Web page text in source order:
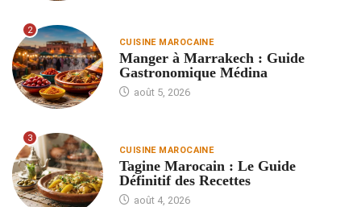
2
CUISINE MAROCAINE
Manger à Marrakech : Guide
Gastronomique Médina
août 5, 2026
3
CUISINE MAROCAINE
Tagine Marocain : Le Guide
Définitif des Recettes
août 4, 2026